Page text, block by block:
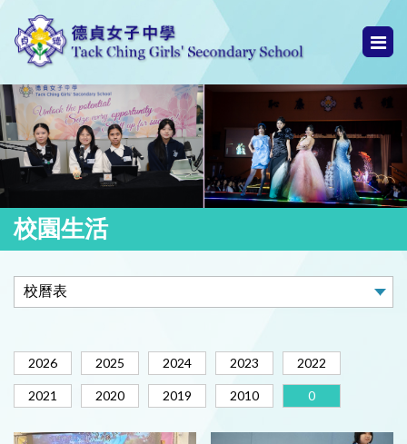
校園生活
2026 2025 2024 2023 2022
2021 2020 2019 2010 0